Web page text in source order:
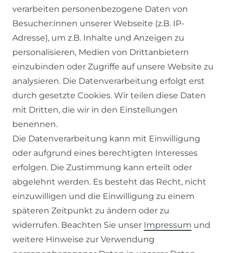
SERVICE
KONTAKT
ZAHLUNG & VERSAND
WIDERRUFSFORMULAR
RECHTLICHES
WIDERRUFSRECHT
verarbeiten personenbezogene Daten von
Besucher:innen unserer Webseite (z.B. IP-
Adresse), um z.B. Inhalte und Anzeigen zu
personalisieren, Medien von Drittanbietern
einzubinden oder Zugriffe auf unsere Website zu
analysieren. Die Datenverarbeitung erfolgt erst
durch gesetzte Cookies. Wir teilen diese Daten
mit Dritten, die wir in den Einstellungen
benennen.
Die Datenverarbeitung kann mit Einwilligung
oder aufgrund eines berechtigten Interesses
erfolgen. Die Zustimmung kann erteilt oder
abgelehnt werden. Es besteht das Recht, nicht
einzuwilligen und die Einwilligung zu einem
späteren Zeitpunkt zu ändern oder zu
widerrufen. Beachten Sie unser Impressum und
weitere Hinweise zur Verwendung